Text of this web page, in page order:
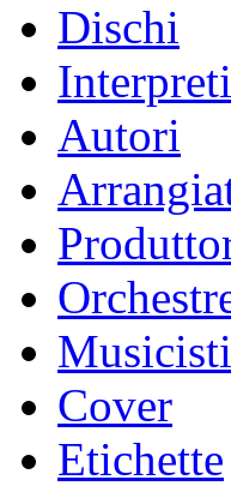
Dischi
Interpreti
Autori
Musicisti
Cover
Etichette